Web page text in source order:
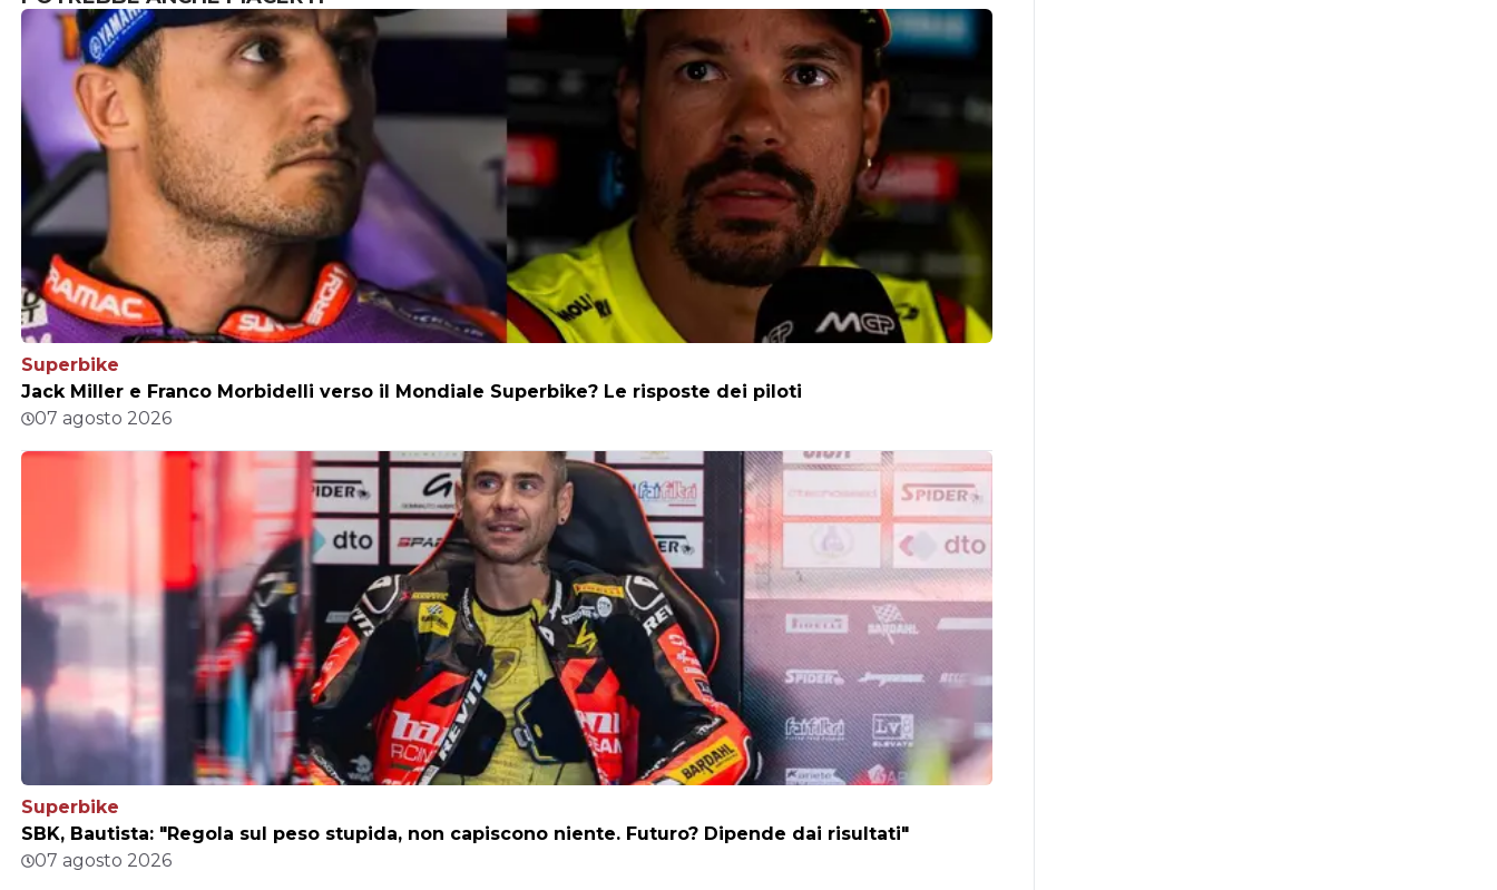
Superbike
Jack Miller e Franco Morbidelli verso il Mondiale Superbike? Le risposte dei piloti
07 agosto 2026
Superbike
SBK, Bautista: "Regola sul peso stupida, non capiscono niente. Futuro? Dipende dai risultati"
07 agosto 2026